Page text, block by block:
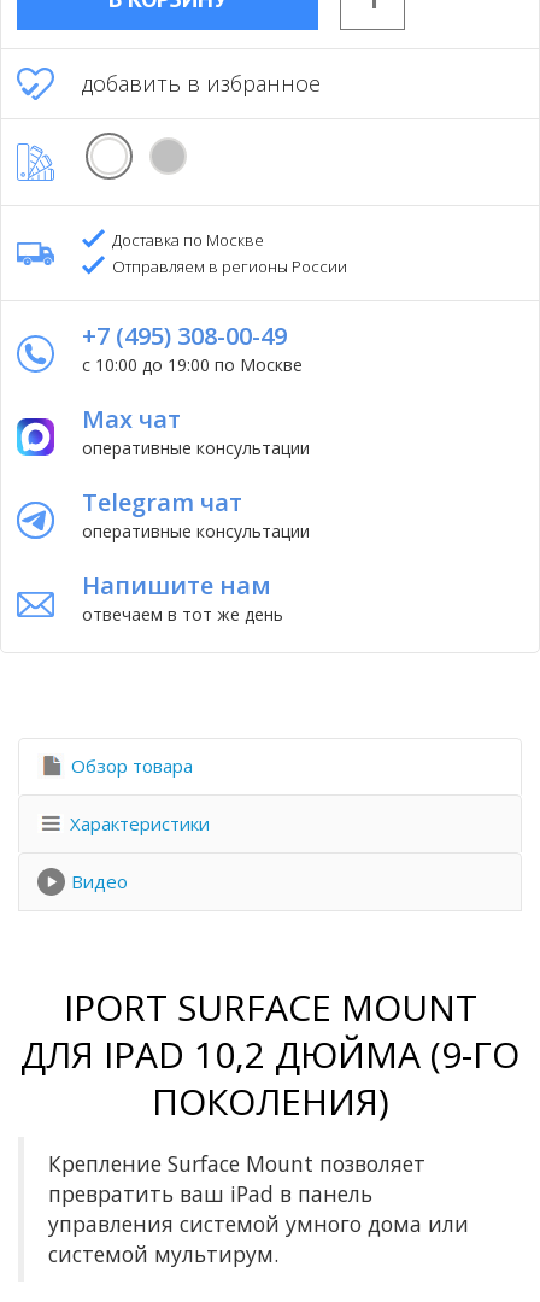
добавить в избранное
Доставка по Москве
Отправляем в регионы России
+7 (495) 308-00-49
с 10:00 до 19:00 по Москве
Max чат
оперативные консультации
Telegram чат
оперативные консультации
Напишите нам
отвечаем в тот же день
Обзор товара
Характеристики
Видео
IPORT SURFACE MOUNT
ДЛЯ IPAD 10,2 ДЮЙМА (9-ГО
ПОКОЛЕНИЯ)
Крепление Surface Mount позволяет
превратить ваш iPad в панель
управления системой умного дома или
системой мультирум.